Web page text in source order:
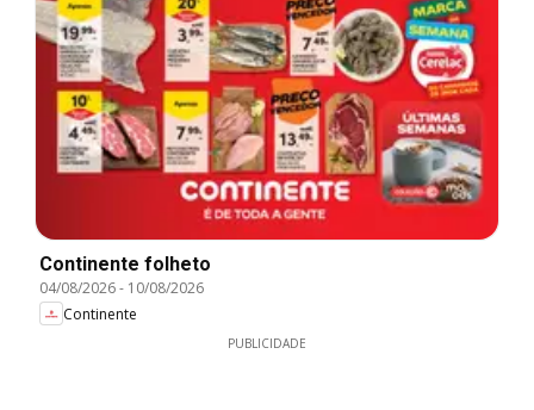
Continente folheto
04/08/2026- 10/08/2026
Continente
PUBLICIDADE